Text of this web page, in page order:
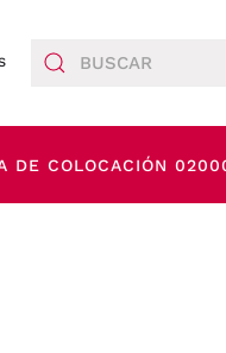
DE COLOCACIÓN